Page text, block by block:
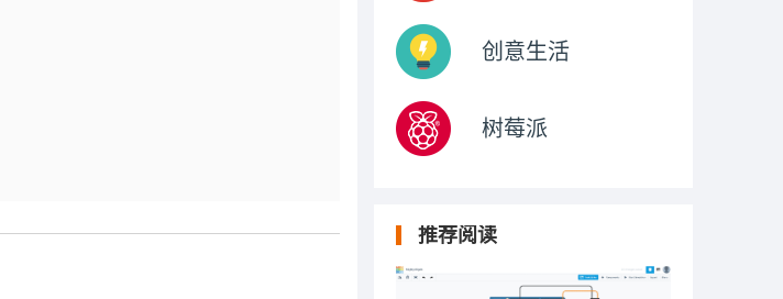
创意生活
树莓派
推荐阅读